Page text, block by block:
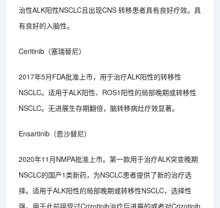
治性ALK阳性NSCLC且出现CNS 转移患者具有良好疗效。具
有良好的入脑性。
Ceritinib（塞瑞替尼）
2017年5月FDA批准上市，用于治疗ALK阳性的转移性
NSCLC。适用于ALK阳性、ROS1阳性的局部晚期或转移性
NSCLC。无进展生存期翻倍，脑转移病灶疗效显著。
Ensartinib（恩沙替尼）
2020年11月NMPA批准上市。第一款用于治疗ALK突变晚期
NSCLC的国产1类新药，为NSCLC患者提供了新的治疗选
择。适用于ALK阳性的局部晚期或转移性NSCLC，选择性